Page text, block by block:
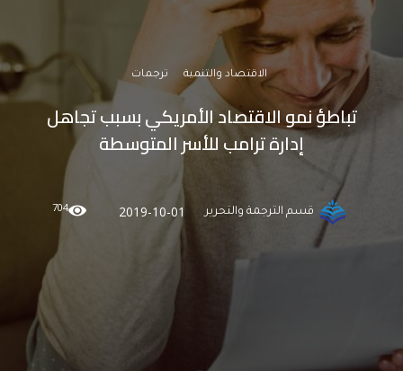
الاقتصاد والتنمية ترجمات
تباطؤ نمو الاقتصاد الأمريكي بسبب تجاهل
إدارة ترامب للأسر المتوسطة
قسم الترجمة والتحرير 2019-10-01
704